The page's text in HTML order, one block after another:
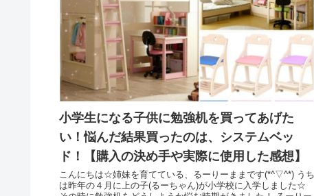
小学生になる子供に勉強机を買ってあげた
い！悩んだ結果買ったのは、システムベッ
ド！【購入の決め手や実際に使用した感想】
こんにちは☆姉妹を育てている、るーりーままです(*^▽^*) うち
は昨年の４月に上の子(るーちゃん)が小学校に入学しました☆